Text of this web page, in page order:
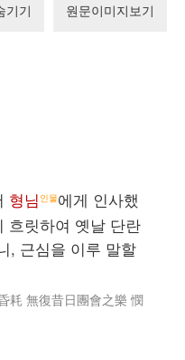
기기 원문이미지보기
형님 인물에게 인사했
흐릿하여 옛날 단란
, 근심을 이루 말할
耗 無復昔日團會之樂 憫